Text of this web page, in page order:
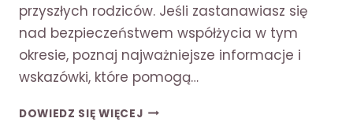
przyszłych rodziców. Jeśli zastanawiasz się
nad bezpieczeństwem współżycia w tym
okresie, poznaj najważniejsze informacje i
wskazówki, które pomogą…
DOWIEDZ SIĘ WIĘCEJCZY